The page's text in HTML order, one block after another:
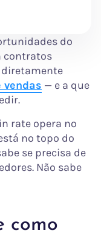
do
contratos
diretamente
vendas — e a que
rate opera no
no topo do
se precisa de
Não sabe
como